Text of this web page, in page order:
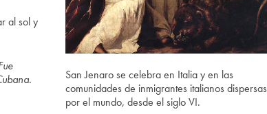
al sol y
San Jenaro se celebra en Italia y en las
comunidades de inmigrantes italianos dispersas
por el mundo, desde el siglo VI.